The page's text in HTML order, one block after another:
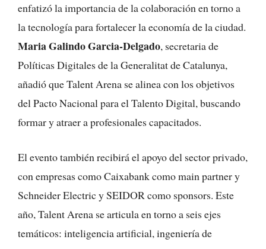
enfatizó la importancia de la colaboración en torno a
la tecnología para fortalecer la economía de la ciudad.
Maria Galindo Garcia-Delgado, secretaria de
Políticas Digitales de la Generalitat de Catalunya,
añadió que Talent Arena se alinea con los objetivos
del Pacto Nacional para el Talento Digital, buscando
formar y atraer a profesionales capacitados.
El evento también recibirá el apoyo del sector privado,
con empresas como Caixabank como main partner y
Schneider Electric y SEIDOR como sponsors. Este
año, Talent Arena se articula en torno a seis ejes
temáticos: inteligencia artificial, ingeniería de